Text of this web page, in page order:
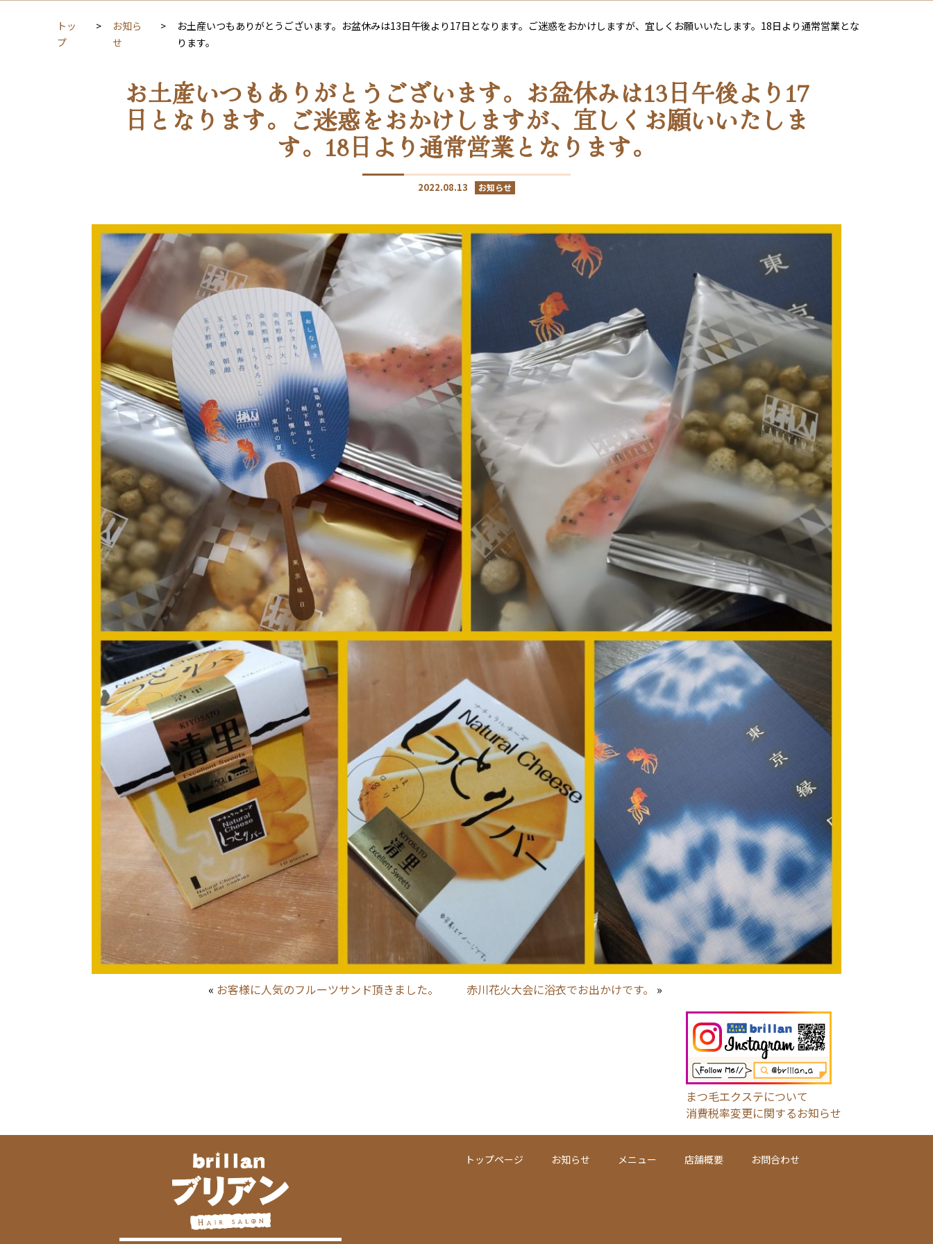
トッ
プ
お知ら
せ
お土産いつもありがとうございます。お盆休みは13日午後より17日となります。ご迷惑をおかけしますが、宜しくお願いいたします。18日より通常営業とな
ります。
お土産いつもありがとうございます。お盆休みは13日午後より17
日となります。ご迷惑をおかけしますが、宜しくお願いいたしま
す。18日より通常営業となります。
2022.08.13 お知らせ
« お客様に人気のフルーツサンド頂きました。 赤川花火大会に浴衣でお出かけです。 »
まつ毛エクステについて
消費税率変更に関するお知らせ
トップページ お知らせ メニュー 店舗概要 お問合わせ